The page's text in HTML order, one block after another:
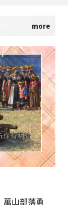
萬山部落勇